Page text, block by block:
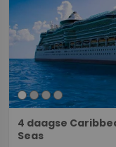
4 daagse
Seas